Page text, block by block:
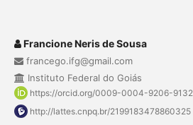
Francione Neris de Sousa
francego.ifg@gmail.com
Instituto Federal do Goiás
https://orcid.org/0009-0004-9206-9132
http://lattes.cnpq.br/2199183478860325